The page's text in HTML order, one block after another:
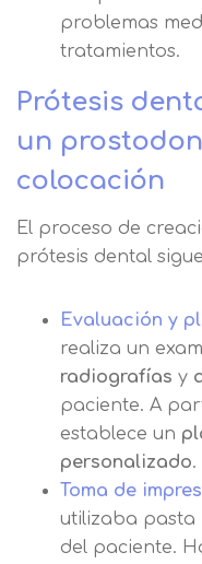
problemas
tratamientos.
Prótesis
un
colocación
El proceso de
prótesis dental
Evaluación y
realiza un
radiografías y
paciente. A
establece un
personalizado.
Toma de
utilizaba pasta
del paciente.